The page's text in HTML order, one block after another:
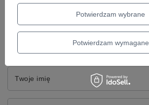
Dodaj własne zdjęcie produktu:
Twoje imię
Potwierdzam wybrane
Potwierdzam wymagane